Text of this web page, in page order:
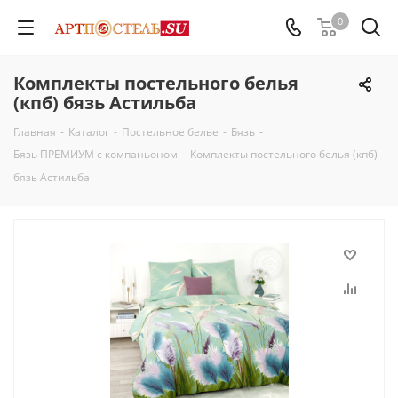
0
Комплекты постельного белья
(кпб) бязь Астильба
Главная - Каталог - Постельное белье - Бязь -
Бязь ПРЕМИУМ с компаньоном - Комплекты постельного белья (кпб)
бязь Астильба